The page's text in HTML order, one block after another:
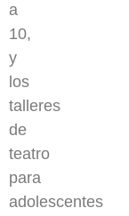
a
10,
y
los
talleres
de
teatro
para
adolescentes